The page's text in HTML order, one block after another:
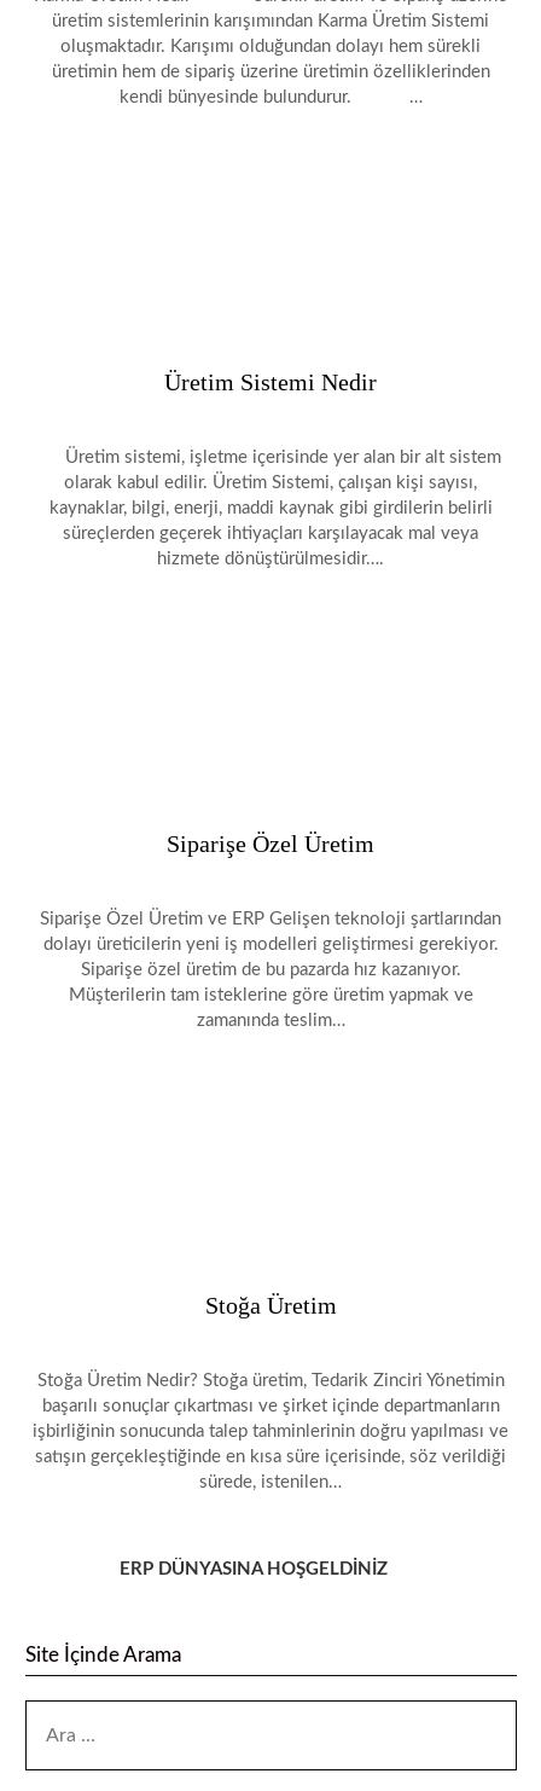
üretim sistemlerinin karışımından Karma Üretim Sistemi
oluşmaktadır. Karışımı olduğundan dolayı hem sürekli
üretimin hem de sipariş üzerine üretimin özelliklerinden
kendi bünyesinde bulundurur. …
Üretim Sistemi Nedir
Üretim sistemi, işletme içerisinde yer alan bir alt sistem
olarak kabul edilir. Üretim Sistemi, çalışan kişi sayısı,
kaynaklar, bilgi, enerji, maddi kaynak gibi girdilerin belirli
süreçlerden geçerek ihtiyaçları karşılayacak mal veya
hizmete dönüştürülmesidir….
Siparişe Özel Üretim
Siparişe Özel Üretim ve ERP Gelişen teknoloji şartlarından
dolayı üreticilerin yeni iş modelleri geliştirmesi gerekiyor.
Siparişe özel üretim de bu pazarda hız kazanıyor.
Müşterilerin tam isteklerine göre üretim yapmak ve
zamanında teslim…
Stoğa Üretim
Stoğa Üretim Nedir? Stoğa üretim, Tedarik Zinciri Yönetimin
başarılı sonuçlar çıkartması ve şirket içinde departmanların
işbirliğinin sonucunda talep tahminlerinin doğru yapılması ve
satışın gerçekleştiğinde en kısa süre içerisinde, söz verildiği
sürede, istenilen…
ERP DÜNYASINA HOŞGELDİNİZ
Site İçinde Arama